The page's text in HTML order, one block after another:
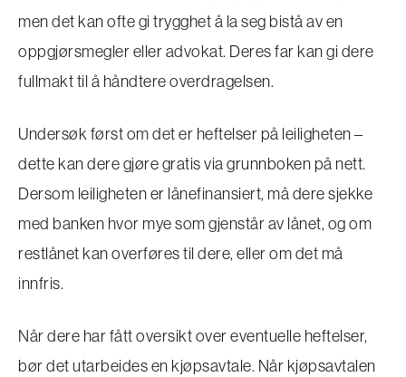
men det kan ofte gi trygghet å la seg bistå av en
oppgjørsmegler eller advokat. Deres far kan gi dere
fullmakt til å håndtere overdragelsen.
Undersøk først om det er heftelser på leiligheten –
dette kan dere gjøre gratis via grunnboken på nett.
Dersom leiligheten er lånefinansiert, må dere sjekke
med banken hvor mye som gjenstår av lånet, og om
restlånet kan overføres til dere, eller om det må
innfris.
Når dere har fått oversikt over eventuelle heftelser,
bør det utarbeides en kjøpsavtale. Når kjøpsavtalen